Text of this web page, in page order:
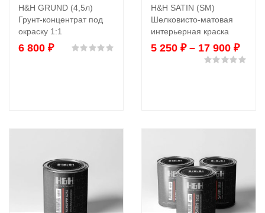
H&H GRUND (4,5л)
Грунт-концентрат под
окраску 1:1
6 800 ₽ из 5
H&H SATIN (SM)
Шелковисто-матовая
интерьерная краска
5 250 ₽– 17 900 ₽